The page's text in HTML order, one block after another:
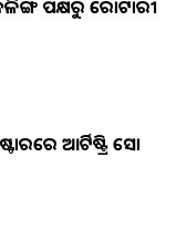
ପକ୍ଷରୁ ରୋଟାରୀ
ଆର୍ଟିଷ୍ଟ୍ରି ସୋ